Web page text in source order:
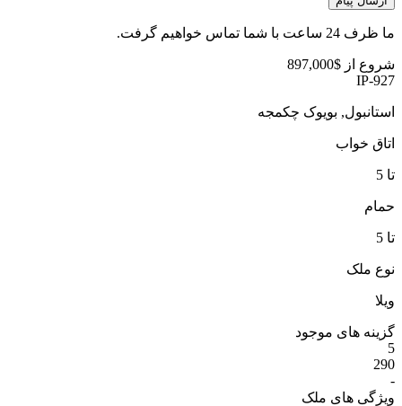
ما ظرف 24 ساعت با شما تماس خواهیم گرفت.
شروع از $897,000
IP-927
استانبول, بویوک چکمجه
اتاق خواب
تا 5
حمام
تا 5
نوع ملک
ویلا
گزینه های موجود
5
290
-
ویژگی های ملک